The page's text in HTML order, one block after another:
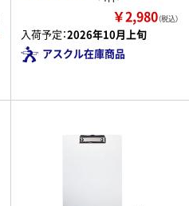
￥2,980（税込）
入荷予定：2026年10月上旬
アスクル在庫商品